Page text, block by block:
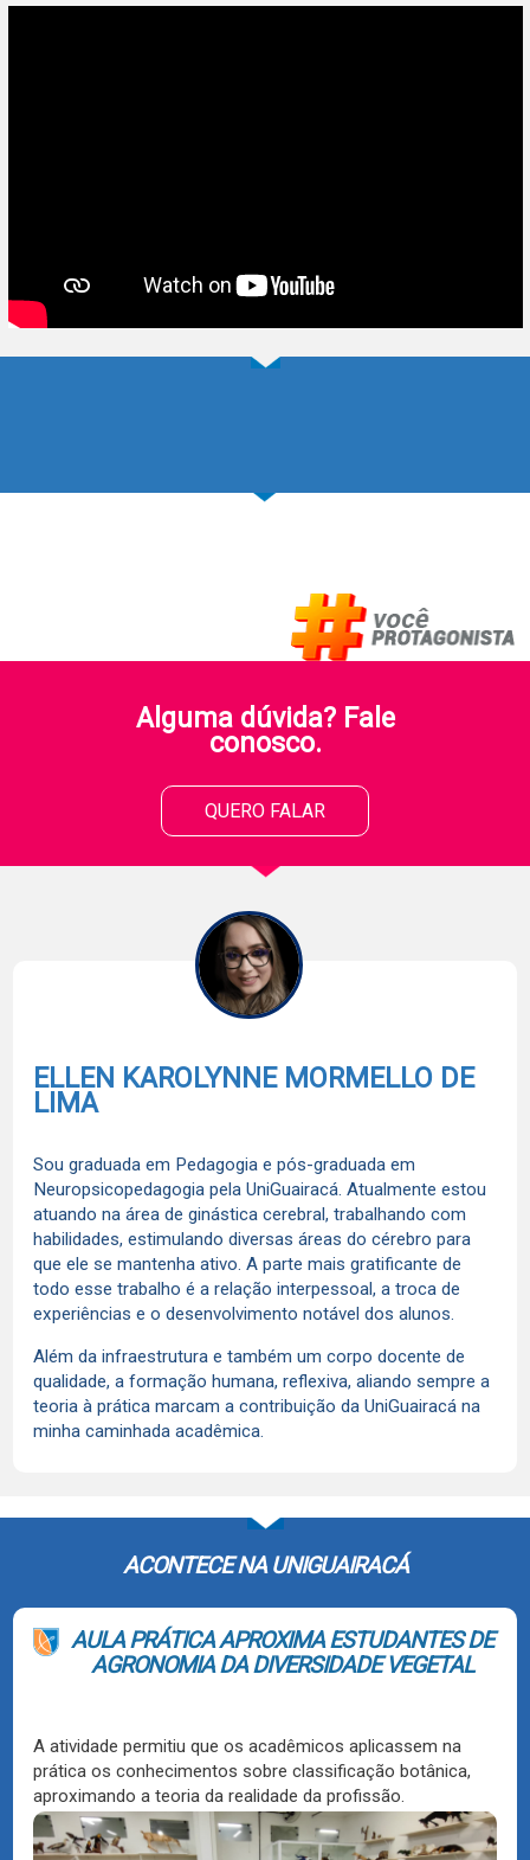
Alguma dúvida? Fale
conosco.
QUERO FALAR
ELLEN KAROLYNNE MORMELLO DE
LIMA
Sou graduada em Pedagogia e pós-graduada em
Neuropsicopedagogia pela UniGuairacá. Atualmente estou
atuando na área de ginástica cerebral, trabalhando com
habilidades, estimulando diversas áreas do cérebro para
que ele se mantenha ativo. A parte mais gratificante de
todo esse trabalho é a relação interpessoal, a troca de
experiências e o desenvolvimento notável dos alunos.
Além da infraestrutura e também um corpo docente de
qualidade, a formação humana, reflexiva, aliando sempre a
teoria à prática marcam a contribuição da UniGuairacá na
minha caminhada acadêmica.
ACONTECE NA UNIGUAIRACÁ
AULA PRÁTICA APROXIMA ESTUDANTES DE
AGRONOMIA DA DIVERSIDADE VEGETAL
A atividade permitiu que os acadêmicos aplicassem na
prática os conhecimentos sobre classificação botânica,
aproximando a teoria da realidade da profissão.